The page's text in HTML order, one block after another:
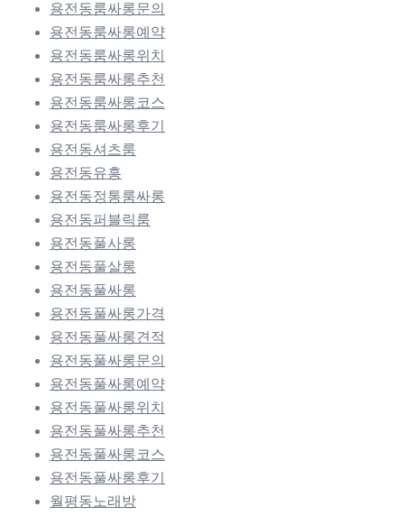
용전동룸싸롱문의
용전동룸싸롱예약
용전동룸싸롱위치
용전동룸싸롱추천
용전동룸싸롱코스
용전동룸싸롱후기
용전동셔츠룸
용전동유흥
용전동정통룸싸롱
용전동퍼블릭룸
용전동풀사롱
용전동풀살롱
용전동풀싸롱
용전동풀싸롱가격
용전동풀싸롱견적
용전동풀싸롱문의
용전동풀싸롱예약
용전동풀싸롱위치
용전동풀싸롱추천
용전동풀싸롱코스
용전동풀싸롱후기
월평동노래방